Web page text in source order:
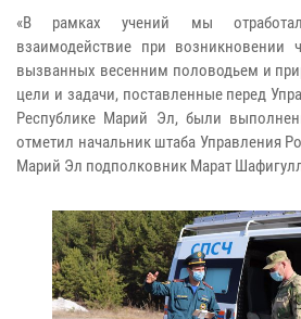
«В рамках учений мы
взаимодействие при возникновении
вызванных весенним половодьем и
цели и задачи, поставленные перед
Республике Марий Эл, были
отметил начальник штаба Управления
Марий Эл подполковник Марат